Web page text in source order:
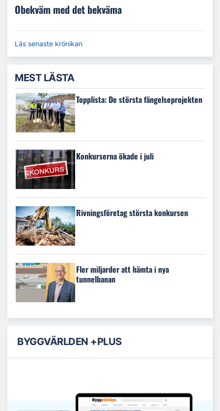
Obekväm med det bekväma
Läs senaste krönikan
MEST LÄSTA
Topplista: De största fängelseprojekten
Konkurserna ökade i juli
Rivningsföretag största konkursen
Fler miljarder att hämta i nya
tunnelbanan
BYGGVÄRLDEN +PLUS